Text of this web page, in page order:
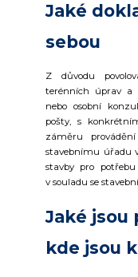
Jaké
sebou
Z důvodu
terénních úprav a
nebo osobní
pošty, s
záměru
stavebnímu úřadu
stavby pro potřebu
v souladu se
Jaké jsou
kde jsou